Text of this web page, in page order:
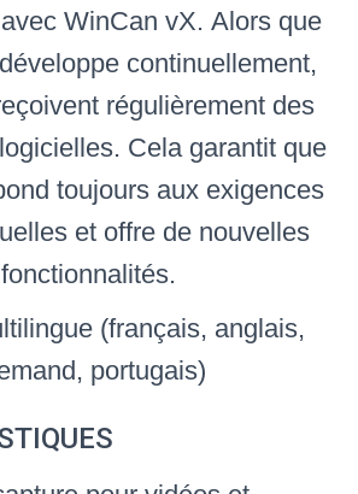
WinCan vX. Alors que
continuellement,
régulièrement des
Cela garantit que
toujours aux exigences
et offre de nouvelles
fonctionnalités.
(français, anglais,
portugais)